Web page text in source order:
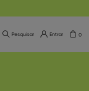
Pesquisar Entrar 0